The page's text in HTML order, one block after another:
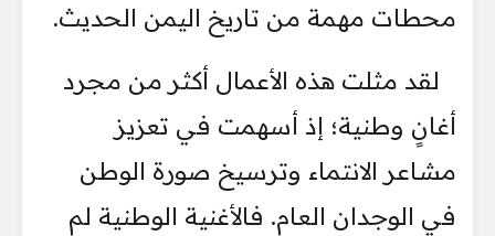
محطات مهمة من تاريخ اليمن الحديث.
لقد مثلت هذه الأعمال أكثر من مجرد
أغانٍ وطنية؛ إذ أسهمت في تعزيز
مشاعر الانتماء وترسيخ صورة الوطن
في الوجدان العام. فالأغنية الوطنية لم